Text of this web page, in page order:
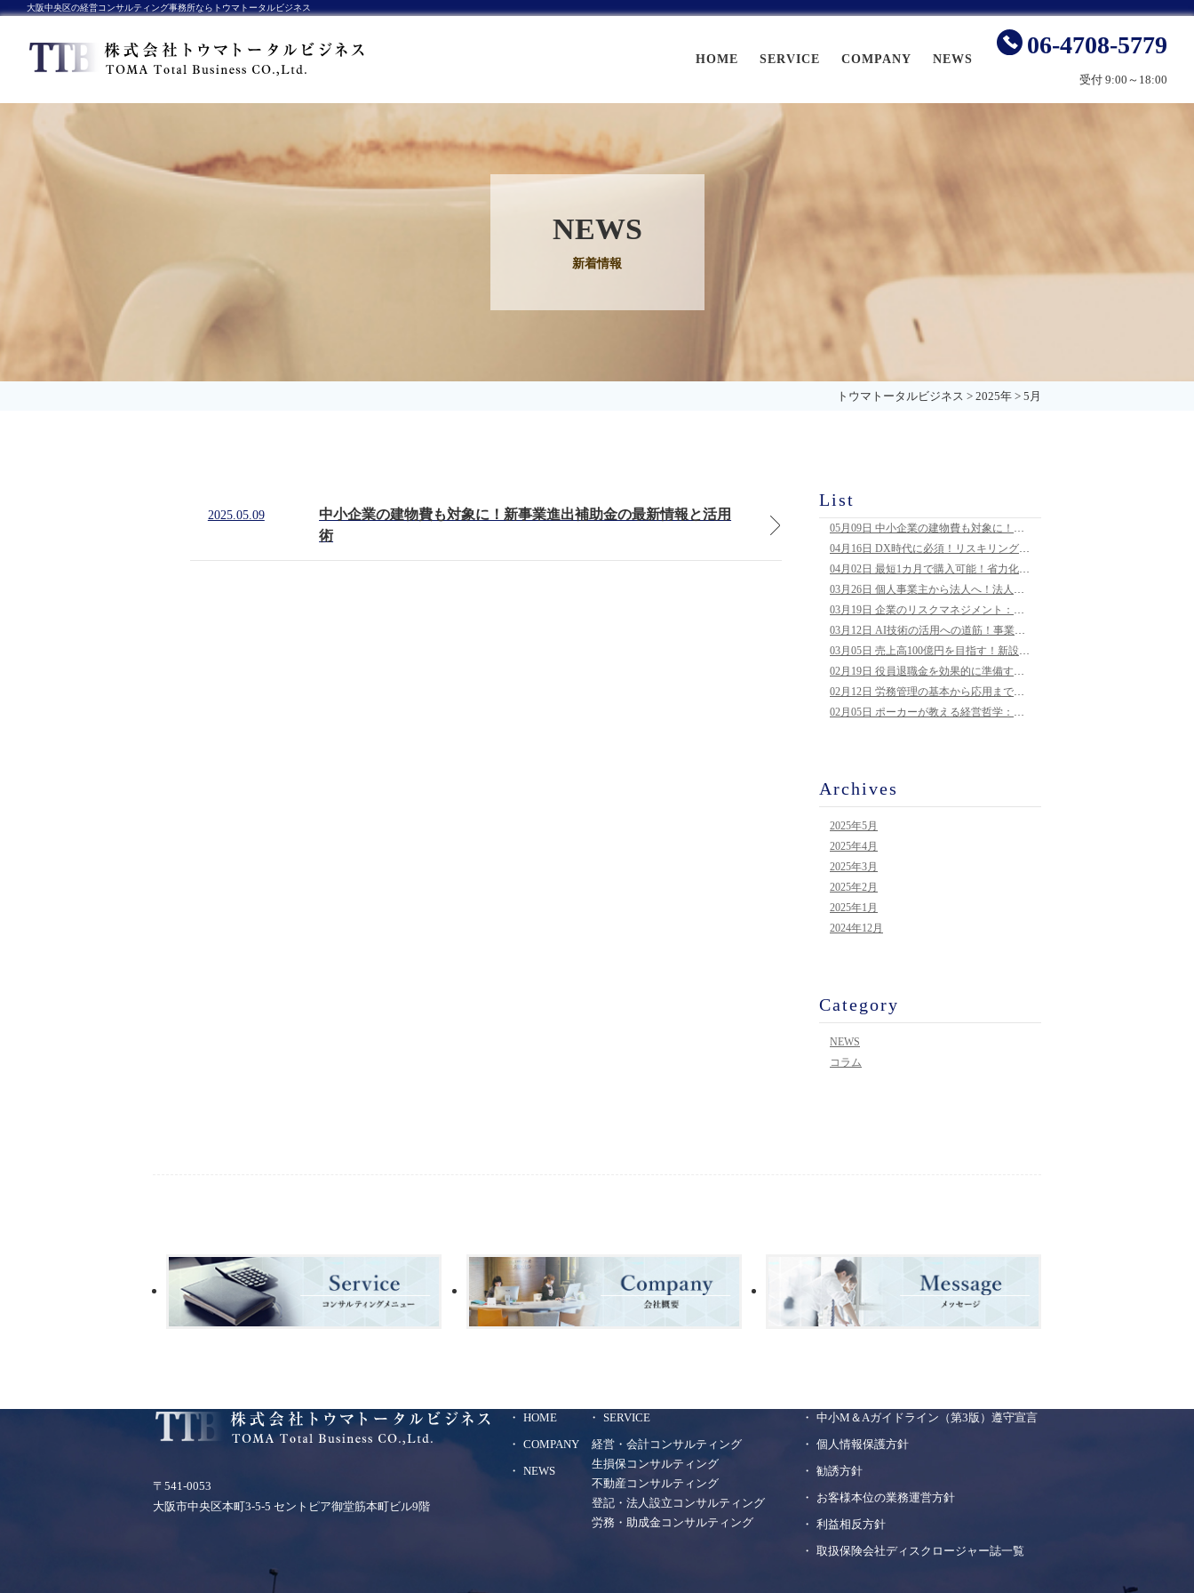
大阪中央区の経営コンサルティング事務所ならトウマトータルビジネス
HOME SERVICE COMPANY NEWS
06-4708-5779
受付 9:00～18:00
NEWS
新着情報
トウマトータルビジネス > 2025年 > 5月
2025.05.09
中小企業の建物費も対象に！新事業進出補助金の最新情報と活用
術
List
05月09日 中小企業の建物費も対象に！新事業進出補助金の最新情報と活用術
04月16日 DX時代に必須！リスキリングで助成金を活用し正社員化を実現する方法
04月02日 最短1カ月で購入可能！省力化補助金とは
03月26日 個人事業主から法人へ！法人成りで得られる税務メリットとリスクとは？
03月19日 企業のリスクマネジメント：ハラスメントと損害賠償リスクへの対応策
03月12日 AI技術の活用への道筋！事業展開等リスキリング支援コース：助成金で新しい技能習得へ
03月05日 売上高100億円を目指す！新設補助金「中小企業成長加速化補助金」とは：企業を成長へと導くカギ
02月19日 役員退職金を効果的に準備する方法：計画的な資金運用がカギ
02月12日 労務管理の基本から応用まで：中小企業が知っておくべき、トラブルを防ぐ仕組みづくり
02月05日 ポーカーが教える経営哲学：心理戦と俯瞰力でつかむビジネスの成功法則
Archives
2025年5月
2025年4月
2025年3月
2025年2月
2025年1月
2024年12月
Category
NEWS
コラム
〒541-0053
大阪市中央区本町3-5-5 セントピア御堂筋本町ビル9階
HOME
COMPANY
NEWS
SERVICE
経営・会計コンサルティング
生損保コンサルティング
不動産コンサルティング
登記・法人設立コンサルティング
労務・助成金コンサルティング
中小M＆Aガイドライン（第3版）遵守宣言
個人情報保護方針
勧誘方針
お客様本位の業務運営方針
利益相反方針
取扱保険会社ディスクロージャー誌一覧